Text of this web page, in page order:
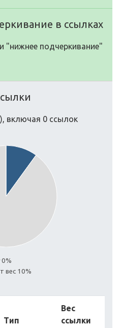
в ссылках
"нижнее подчеркивание"
включая 0 ссылок
0%
вес 10%
Тип
Вес
ссылки